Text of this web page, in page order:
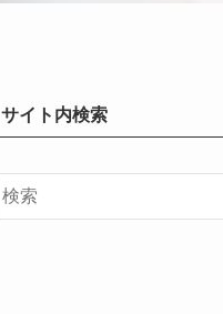
サイト内検索